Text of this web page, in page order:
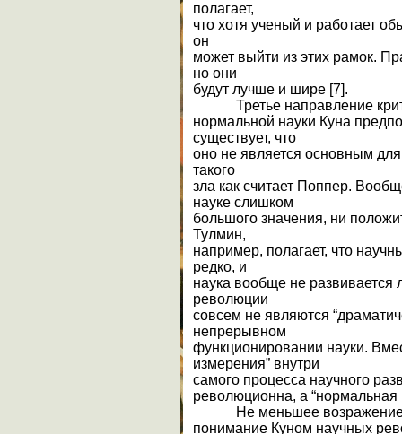
полагает,
что хотя ученый и работает
он
может выйти из этих рамок.
но они
будут лучше и шире [7].
Третье направление
нормальной науки Куна
существует, что
оно не является основным
такого
зла как считает Поппер.
науке слишком
большого значения, ни
Тулмин,
например, полагает, что
редко, и
наука вообще не
революции
совсем не являются
непрерывном
функционировании науки.
измерения” внутри
самого процесса научного
революционна, а “нормальная
Не меньшее возражение
понимание Куном научных